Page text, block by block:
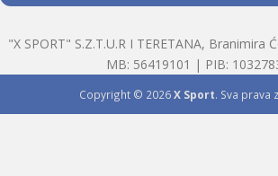
"X SPORT" S.Z.T.U.R I TERETANA, Branimira
MB: 56419101 | PIB:
Copyright © 2026X Sport. Sva prava